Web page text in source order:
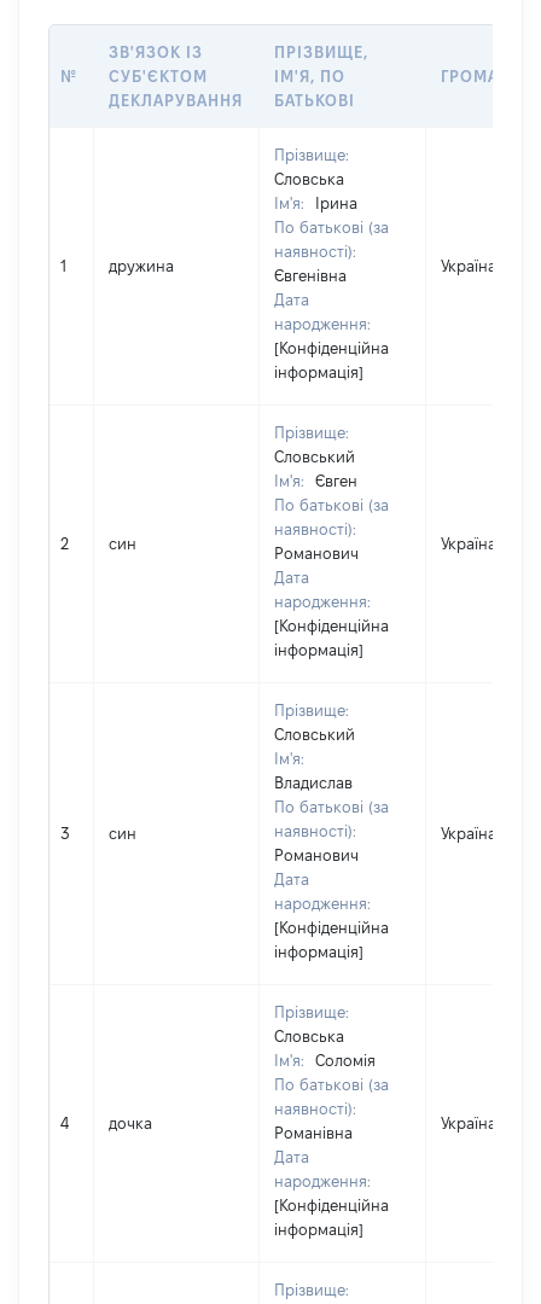
№
ЗВ'ЯЗОК ІЗ
СУБ'ЄКТОМ
ДЕКЛАРУВАННЯ
ПРІЗВИЩЕ,
ІМ'Я, ПО
БАТЬКОВІ
1 дружина
Прізвище:
Словська
Ім'я:
Ірина
По батькові (за
наявності):
Євгенівна
Дата
народження:
[Конфіденційна
інформація]
Україна
2 син
Прізвище:
Словський
Ім'я:
Євген
По батькові (за
наявності):
Романович
Дата
народження:
[Конфіденційна
інформація]
Україна
3 син
Прізвище:
Словський
Ім'я:
Владислав
По батькові (за
наявності):
Романович
Дата
народження:
[Конфіденційна
інформація]
Україна
4 дочка
Прізвище:
Словська
Ім'я:
Соломія
По батькові (за
наявності):
Романівна
Дата
народження:
[Конфіденційна
інформація]
Україна
Прізвище: